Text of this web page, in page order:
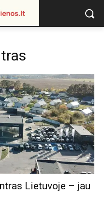
Lietuvoje – jau